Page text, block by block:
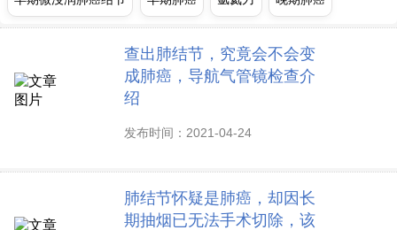
查出肺结节，究竟会不会变
成肺癌，导航气管镜检查介
绍
发布时间：2021-04-24
肺结节怀疑是肺癌，却因长
期抽烟已无法手术切除，该